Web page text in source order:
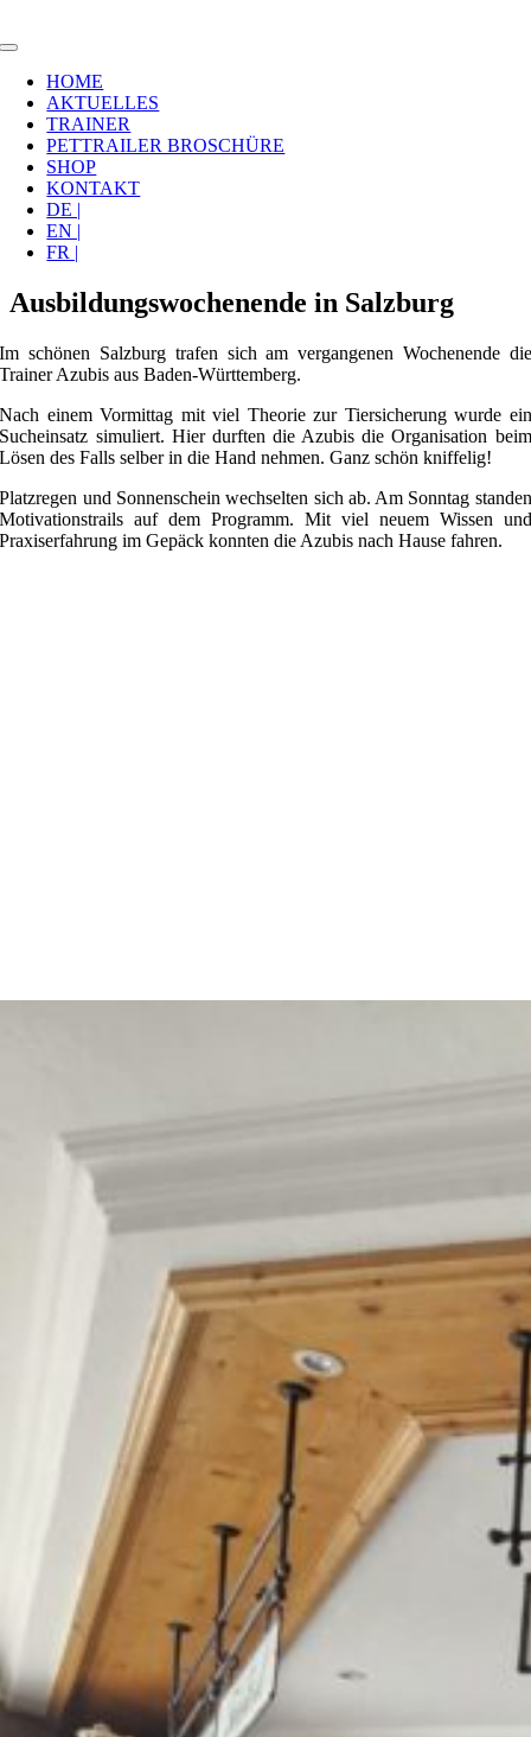
Inhalt
Toggle
Navigation
HOME
AKTUELLES
TRAINER
PETTRAILER BROSCHÜRE
SHOP
KONTAKT
DE |
EN |
FR |
Ausbildungswochenende in Salzburg
Im schönen Salzburg trafen sich am vergangenen Wochenende die
Trainer Azubis aus Baden-Württemberg.
Nach einem Vormittag mit viel Theorie zur Tiersicherung wurde ein
Sucheinsatz simuliert. Hier durften die Azubis die Organisation beim
Lösen des Falls selber in die Hand nehmen. Ganz schön kniffelig!
Platzregen und Sonnenschein wechselten sich ab. Am Sonntag standen
Motivationstrails auf dem Programm. Mit viel neuem Wissen und
Praxiserfahrung im Gepäck konnten die Azubis nach Hause fahren.